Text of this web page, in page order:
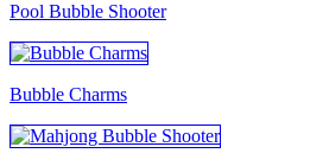
Pool Bubble Shooter
Bubble Charms